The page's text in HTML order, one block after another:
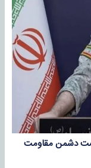
دشمن مقاومت